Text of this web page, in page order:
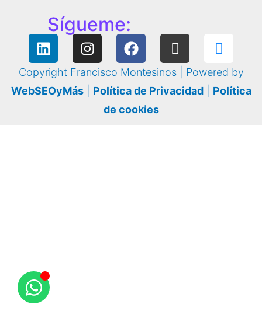
Sígueme:
Copyright Francisco Montesinos | Powered by
WebSEOyMás| Política de Privacidad| Política
de cookies